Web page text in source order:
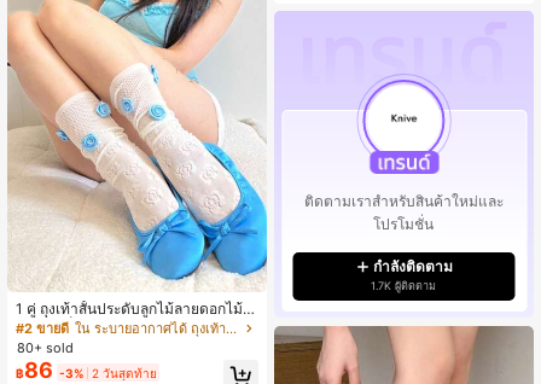
1 คู่ ถุงเท้าสั้นประดับลูกไม้ลายดอกไม้
สำหรับเด็กผู้หญิง, สวมใส่สบาย
#2 ขายดี
ใน ระบายอากาศได้ ถุงเท้าผู้หญิงเหนือน่อง
80+ sold
฿86 -3% 2 วันสุดท้าย
ติดตามเราสำหรับสินค้าใหม่และ
โปรโมชั่น
กำลังติดตาม
1.7K ผู้ติดตาม